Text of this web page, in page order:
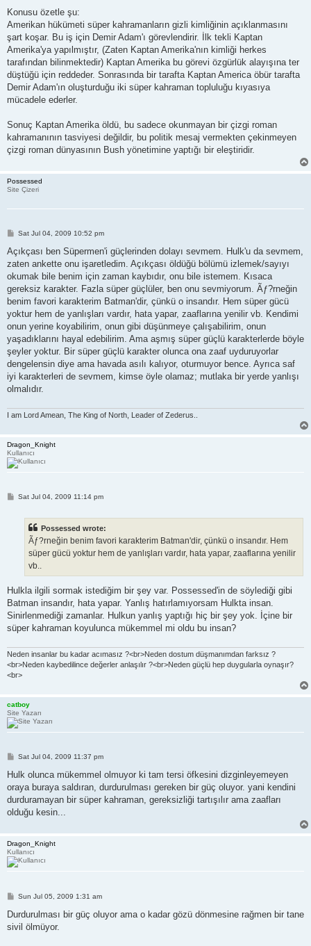
Konusu özetle şu:
Amerikan hükümeti süper kahramanların gizli kimliğinin açıklanmasını
şart koşar. Bu iş için Demir Adam'ı görevlendirir. İlk tekli Kaptan
Amerika'ya yapılmıştır, (Zaten Kaptan Amerika'nın kimliği herkes
tarafından bilinmektedir) Kaptan Amerika bu görevi özgürlük alayışına ter
düştüğü için reddeder. Sonrasında bir tarafta Kaptan America öbür tarafta
Demir Adam'ın oluşturduğu iki süper kahraman topluluğu kıyasıya
mücadele ederler.
Sonuç Kaptan Amerika öldü, bu sadece okunmayan bir çizgi roman
kahramanının tasviyesi değildir, bu politik mesaj vermekten çekinmeyen
çizgi roman dünyasının Bush yönetimine yaptığı bir eleştiridir.
Possessed
Site Çizeri
P
s
t
Sat Jul 04, 2009 10:52 pm
Açıkçası ben Süpermen'i güçlerinden dolayı sevmem. Hulk'u da sevmem,
zaten ankette onu işaretledim. Açıkçası öldüğü bölümü izlemek/sayıyı
okumak bile benim için zaman kaybıdır, onu bile istemem. Kısaca
gereksiz karakter. Fazla süper güçlüler, ben onu sevmiyorum. Ãƒ?rneğin
benim favori karakterim Batman'dir, çünkü o insandır. Hem süper gücü
yoktur hem de yanlışları vardır, hata yapar, zaaflarına yenilir vb. Kendimi
onun yerine koyabilirim, onun gibi düşünmeye çalışabilirim, onun
yaşadıklarını hayal edebilirim. Ama aşmış süper güçlü karakterlerde böyle
şeyler yoktur. Bir süper güçlü karakter olunca ona zaaf uyduruyorlar
dengelensin diye ama havada asılı kalıyor, oturmuyor bence. Ayrıca saf
iyi karakterleri de sevmem, kimse öyle olamaz; mutlaka bir yerde yanlışı
olmalıdır.
I am Lord Amean, The King of North, Leader of Zederus..
Dragon_Knight
Kullanıcı
PSat Jul 04, 2009 11:14 pm
Possessed wrote:
Ãƒ?rneğin benim favori karakterim Batman'dir, çünkü o insandır. Hem
süper gücü yoktur hem de yanlışları vardır, hata yapar, zaaflarına yenilir
vb..
Hulkla ilgili sormak istediğim bir şey var. Possessed'in de söylediği gibi
Batman insandır, hata yapar. Yanlış hatırlamıyorsam Hulkta insan.
Sinirlenmediği zamanlar. Hulkun yanlış yaptığı hiç bir şey yok. İçine bir
süper kahraman koyulunca mükemmel mi oldu bu insan?
Neden insanlar bu kadar acımasız ?<br>Neden dostum düşmanımdan farksız ?
<br>Neden kaybedilince değerler anlaşılır ?<br>Neden güçlü hep duygularla oynaşır?
<br>
catboy
Site Yazarı
P
s
Sat Jul 04, 2009 11:37 pm
Hulk olunca mükemmel olmuyor ki tam tersi öfkesini dizginleyemeyen
oraya buraya saldıran, durdurulması gereken bir güç oluyor. yani kendini
durduramayan bir süper kahraman, gereksizliği tartışılır ama zaafları
olduğu kesin...
Dragon_Knight
Kullanıcı
P
s
Sun Jul 05, 2009 1:31 am
Durdurulması bir güç oluyor ama o kadar gözü dönmesine rağmen bir tane
sivil ölmüyor.